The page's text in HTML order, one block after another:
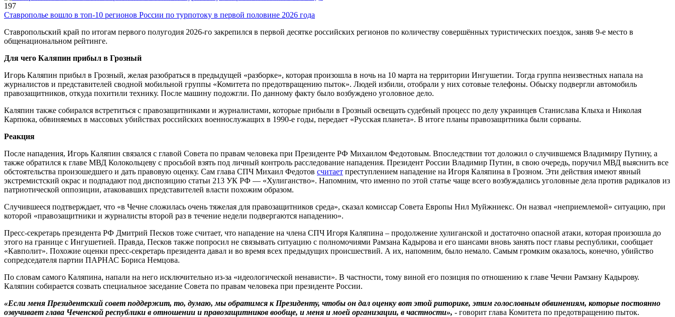
197
Ставрополье вошло в топ-10 регионов России по турпотоку в первой половине 2026 года
Ставропольский край по итогам первого полугодия 2026-го закрепился в первой десятке российских регионов по количеству совершённых туристических поездок, заняв 9-е место в
общенациональном рейтинге.
Для чего Каляпин прибыл в Грозный
Игорь Каляпин прибыл в Грозный, желая разобраться в предыдущей «разборке», которая произошла в ночь на 10 марта на территории Ингушетии. Тогда группа неизвестных напала на
журналистов и представителей сводной мобильной группы «Комитета по предотвращению пыток». Людей избили, отобрали у них сотовые телефоны. Обыску подвергли автомобиль
правозащитников, откуда похитили технику. После машину подожгли. По данному факту было возбуждено уголовное дело.
Каляпин также собирался встретиться с правозащитниками и журналистами, которые прибыли в Грозный освещать судебный процесс по делу украинцев Станислава Клыха и Николая
Карпюка, обвиняемых в массовых убийствах российских военнослужащих в 1990-е годы, передает «Русская планета». В итоге планы правозащитника были сорваны.
Реакция
После нападения, Игорь Каляпин связался с главой Совета по правам человека при Президенте РФ Михаилом Федотовым. Впоследствии тот доложил о случившемся Владимиру Путину, а
также обратился к главе МВД Колокольцеву с просьбой взять под личный контроль расследование нападения. Президент России Владимир Путин, в свою очередь, поручил МВД выяснить все
обстоятельства произошедшего и дать правовую оценку. Сам глава СПЧ Михаил Федотов считает преступлением нападение на Игоря Каляпина в Грозном. Эти действия имеют явный
экстремистский окрас и подпадают под диспозицию статьи 213 УК РФ — «Хулиганство». Напомним, что именно по этой статье чаще всего возбуждались уголовные дела против радикалов из
патриотической оппозиции, атаковавших представителей власти похожим образом.
Случившееся подтверждает, что «в Чечне сложилась очень тяжелая для правозащитников среда», сказал комиссар Совета Европы Нил Муйжниекс. Он назвал «неприемлемой» ситуацию, при
которой «правозащитники и журналисты второй раз в течение недели подвергаются нападению».
Пресс-секретарь президента РФ Дмитрий Песков тоже считает, что нападение на члена СПЧ Игоря Каляпина – продолжение хулиганской и достаточно опасной атаки, которая произошла до
этого на границе с Ингушетией. Правда, Песков также попросил не связывать ситуацию с полномочиями Рамзана Кадырова и его шансами вновь занять пост главы республики, сообщает
«Кавполит». Похожие оценки пресс-секретарь президента давал и во время всех предыдущих происшествий. А их, напомним, было немало. Самым громким оказалось, конечно, убийство
сопредседателя партии ПАРНАС Бориса Немцова.
По словам самого Каляпина, напали на него исключительно из-за «идеологической ненависти». В частности, тому виной его позиция по отношению к главе Чечни Рамзану Кадырову.
Каляпин собирается созвать специальное заседание Совета по правам человека при президенте России.
«Если меня Президентский совет поддержит, то, думаю, мы обратимся к Президенту, чтобы он дал оценку вот этой риторике, этим голословным обвинениям, которые постоянно
озвучивает глава Чеченской республики в отношении и правозащитников вообще, и меня и моей организации, в частности», - говорит глава Комитета по предотвращению пыток.